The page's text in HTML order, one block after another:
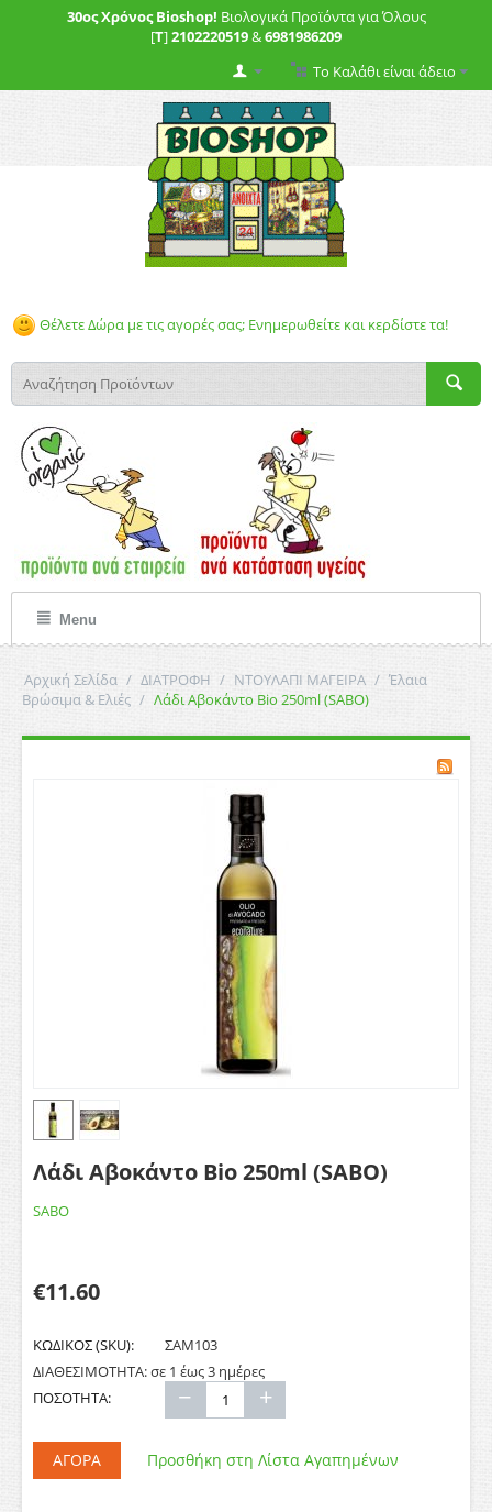
30ος Χρόνος Bioshop! Βιολογικά Προϊόντα για Όλους
[T]2102220519&6981986209
Το Καλάθι είναι άδειο
Θέλετε Δώρα με τις αγορές σας; Ενημερωθείτε και κερδίστε τα!
Menu
Αρχική Σελίδα / ΔΙΑΤΡΟΦΗ / ΝΤΟΥΛΑΠΙ ΜΑΓΕΙΡΑ / Έλαια
Βρώσιμα & Ελιές / Λάδι Αβοκάντο Bio 250ml (SABO)
Λάδι Αβοκάντο Bio 250ml (SABO)
SABO
€11.60
ΚΩΔΙΚΟΣ (SKU):
ΣΑΜ103
ΔΙΑΘΕΣΙΜΟΤΗΤΑ:σε 1 έως 3 ημέρες
ΠΟΣΟΤΗΤΑ:
+
−
ΑΓΟΡΆ Προσθήκη στη Λίστα Αγαπημένων